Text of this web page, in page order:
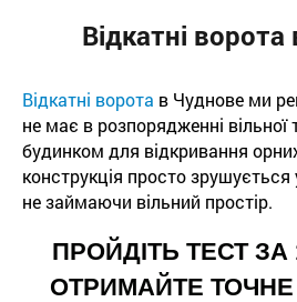
Відкатні ворота
Відкатні ворота в Чуднове ми
не має в розпорядженні вільної
будинком для відкривання
конструкція просто зрушується
не займаючи вільний простір.
ПРОЙДІТЬ ТЕСТ ЗА
ОТРИМАЙТЕ